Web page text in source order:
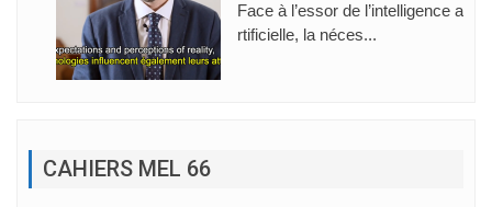
Face à l’essor de l’intelligence a
rtificielle, la néces...
CAHIERS MEL 66